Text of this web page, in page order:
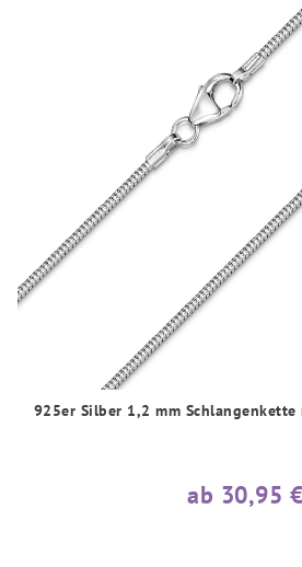
925er Silber 1,2 mm
ab 30,95 €